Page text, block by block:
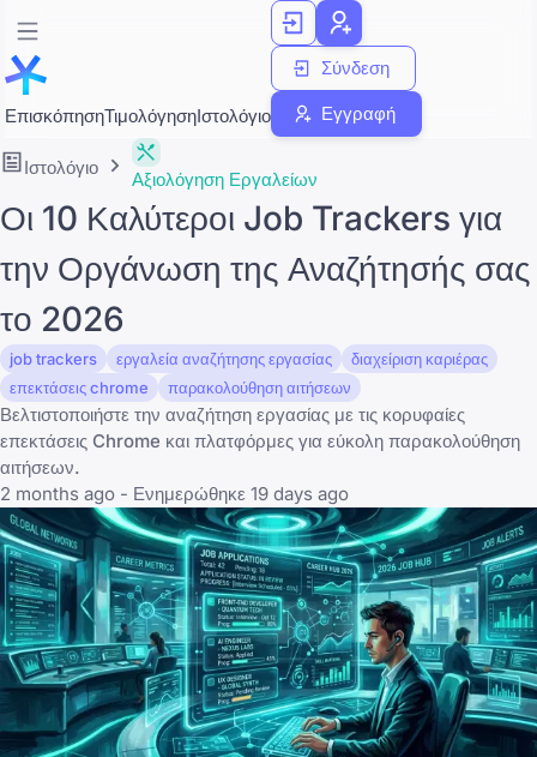
ΕπισκόπησηΤιμολόγησηΙστολόγιο
Σύνδεση
Εγγραφή
Ιστολόγιο
Αξιολόγηση Εργαλείων
Οι 10 Καλύτεροι Job Trackers για
την Οργάνωση της Αναζήτησής σας
το 2026
job trackers εργαλεία αναζήτησης εργασίας
διαχείριση καριέρας
επεκτάσεις chrome
παρακολούθηση αιτήσεων
Βελτιστοποιήστε την αναζήτηση εργασίας με τις κορυφαίες
επεκτάσεις Chrome και πλατφόρμες για εύκολη παρακολούθηση
αιτήσεων.
2 months ago - Ενημερώθηκε 19 days ago